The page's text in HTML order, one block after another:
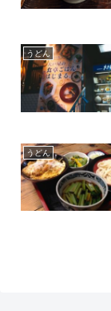
うどん
うどん